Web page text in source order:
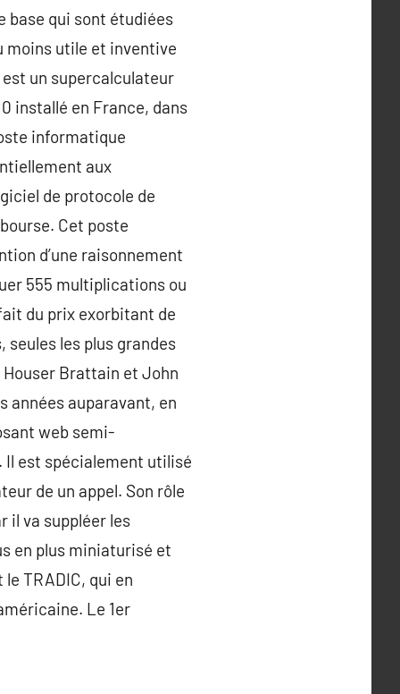
base qui sont étudiées
moins utile et inventive
un supercalculateur
installé en France, dans
informatique
aux
de protocole de
Cet poste
d’une raisonnement
555 multiplications ou
du prix exorbitant de
seules les plus grandes
Brattain et John
années auparavant, en
web semi-
Il est spécialement utilisé
de un appel. Son rôle
il va suppléer les
en plus miniaturisé et
TRADIC, qui en
Le 1er